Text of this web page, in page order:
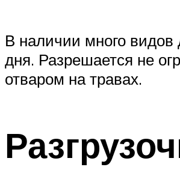
В наличии много
дня. Разрешается не
отваром на травах.